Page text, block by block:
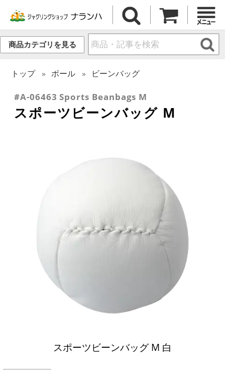
商品カテゴリを見る
トップ ボール ビーンバッグ
#A-06463 Sports Beanbags M
スポーツビーンバッグ M
スポーツビーンバッグ M 白